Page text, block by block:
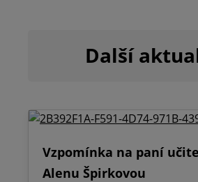
Další
Vzpomínka na paní
Alenu Špirkovou